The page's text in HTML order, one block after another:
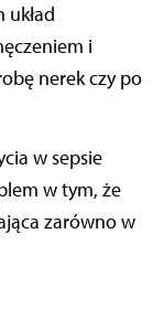
układ
i
nerek czy po
w sepsie
w tym, że
zarówno w